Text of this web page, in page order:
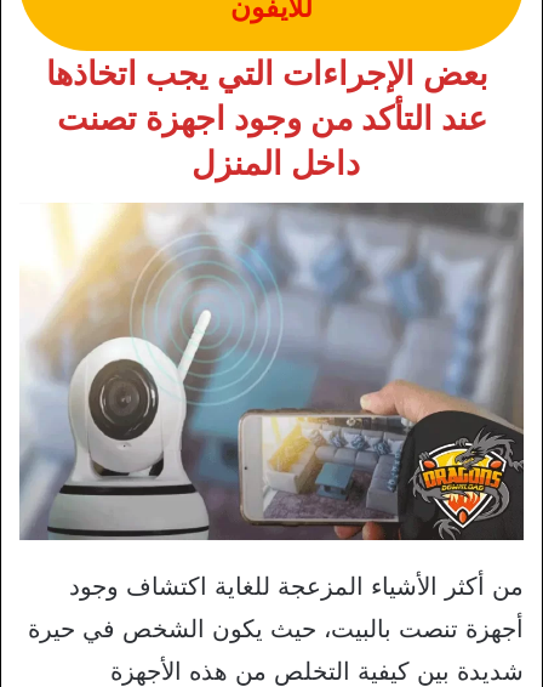
للايفون
بعض الإجراءات التي يجب اتخاذها
عند التأكد من وجود اجهزة تصنت
داخل المنزل
من أكثر الأشياء المزعجة للغاية اكتشاف وجود
أجهزة تنصت بالبيت، حيث يكون الشخص في حيرة
شديدة بين كيفية التخلص من هذه الأجهزة